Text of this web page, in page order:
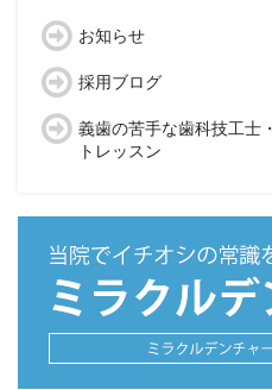
お知らせ
採用ブログ
義歯の苦手な歯科技工士
トレッスン